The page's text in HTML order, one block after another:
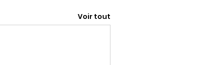
Voir tout